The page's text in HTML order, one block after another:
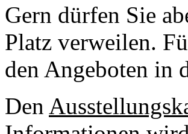
Gern dürfen Sie
Platz verweilen.
den Angeboten in
Den